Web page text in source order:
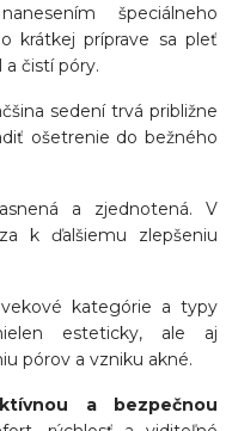
špeciálneho
krátkej príprave sa pleť
čistí póry.
sedení trvá približne
ošetrenie do bežného
a zjednotená. V
k ďalšiemu zlepšeniu
kategórie a typy
esteticky, ale aj
pórov a vzniku akné.
a bezpečnou